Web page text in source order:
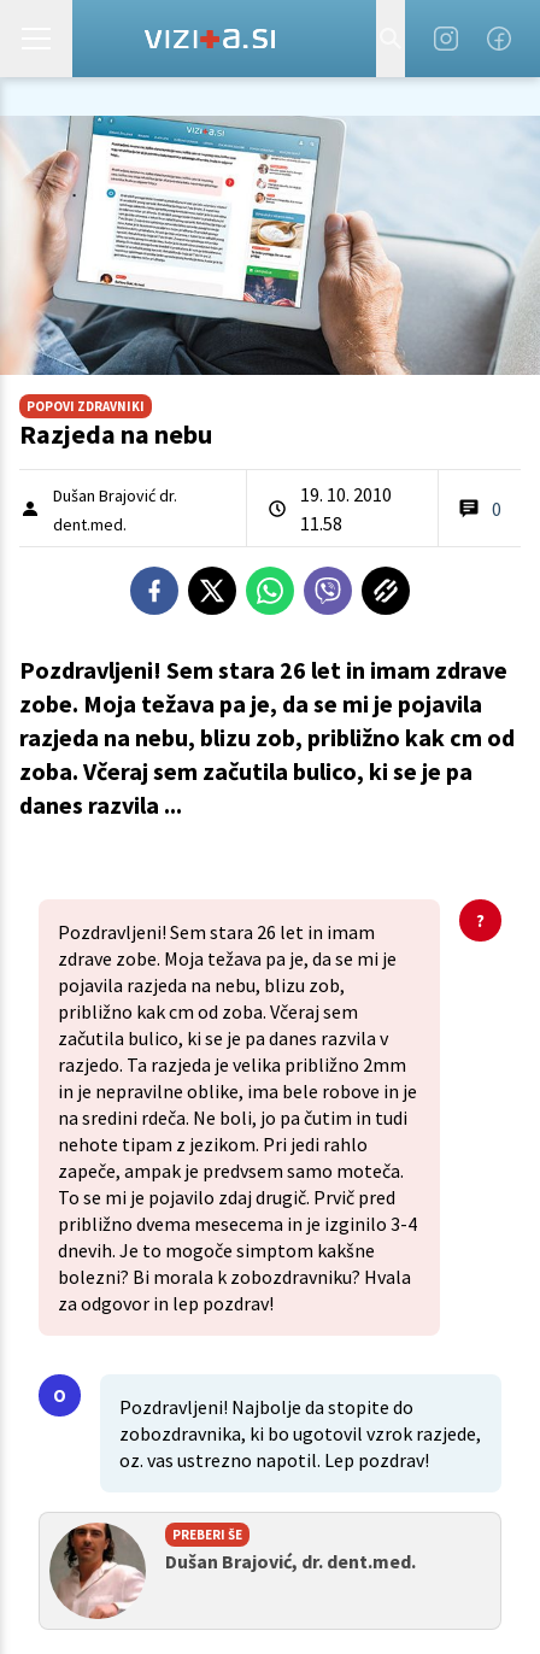
POPOVI ZDRAVNIKI
Razjeda na nebu
Dušan Brajović dr.
dent.med.
19. 10. 2010
11.58
0
Pozdravljeni! Sem stara 26 let in imam zdrave
zobe. Moja težava pa je, da se mi je pojavila
razjeda na nebu, blizu zob, približno kak cm od
zoba. Včeraj sem začutila bulico, ki se je pa
danes razvila ...
Pozdravljeni! Sem stara 26 let in imam
zdrave zobe. Moja težava pa je, da se mi je
pojavila razjeda na nebu, blizu zob,
približno kak cm od zoba. Včeraj sem
začutila bulico, ki se je pa danes razvila v
razjedo. Ta razjeda je velika približno 2mm
in je nepravilne oblike, ima bele robove in je
na sredini rdeča. Ne boli, jo pa čutim in tudi
nehote tipam z jezikom. Pri jedi rahlo
zapeče, ampak je predvsem samo moteča.
To se mi je pojavilo zdaj drugič. Prvič pred
približno dvema mesecema in je izginilo 3-4
dnevih. Je to mogoče simptom kakšne
bolezni? Bi morala k zobozdravniku? Hvala
za odgovor in lep pozdrav!
Pozdravljeni! Najbolje da stopite do
zobozdravnika, ki bo ugotovil vzrok razjede,
oz. vas ustrezno napotil. Lep pozdrav!
PREBERI ŠE
Dušan Brajović, dr. dent.med.